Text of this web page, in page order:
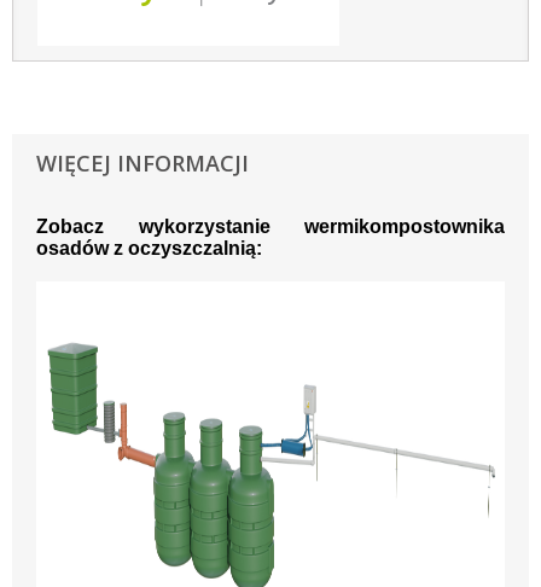
WIĘCEJ INFORMACJI
Zobacz wykorzystanie wermikompostownika
osadów z oczyszczalnią: